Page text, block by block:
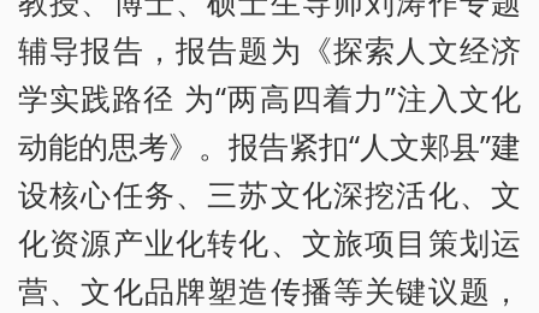
辅导报告，报告题为《探索人文经济
学实践路径 为“两高四着力”注入文化
动能的思考》。报告紧扣“人文郏县”建
设核心任务、三苏文化深挖活化、文
化资源产业化转化、文旅项目策划运
营、文化品牌塑造传播等关键议题，